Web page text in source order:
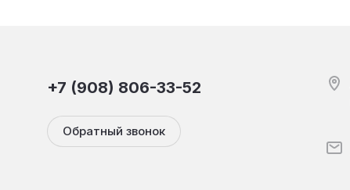
+7 (908) 806-33-52
Обратный звонок